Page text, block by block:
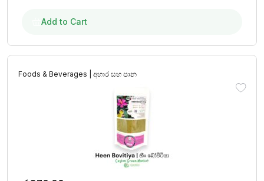
Add to Cart
Foods & Beverages | අහාර සහ පාන